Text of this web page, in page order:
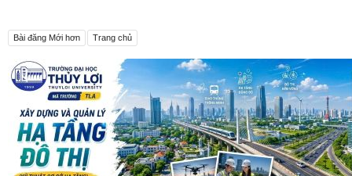
Bài đăng Mới hơn Trang chủ